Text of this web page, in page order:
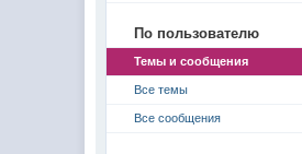
По пользователю
Темы и сообщения
Все темы
Все сообщения